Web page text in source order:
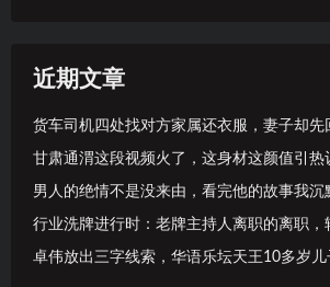
近期文章
货车司机四处找对方家属还衣服，妻子却先
甘肃通渭这段视频火了，这身材这颜值引热
男人的绝情不是没来由，看完他的故事我沉
行业洗牌进行时：老牌主持人离职的离职，
卓伟放出三字线索，华语乐坛天王10多岁儿